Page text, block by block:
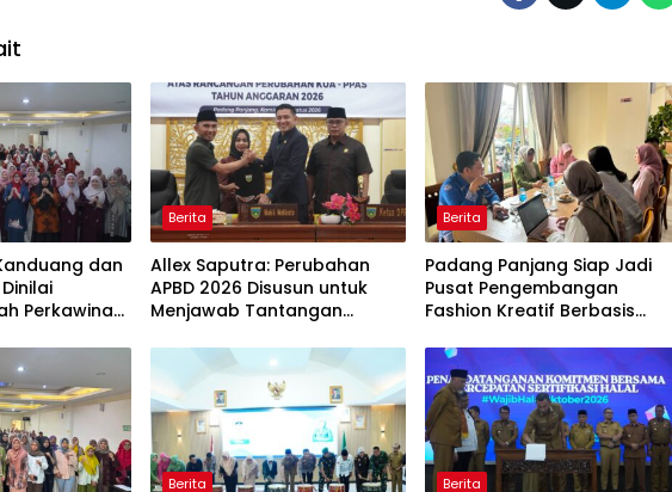
dan
Perkawinan
Berita
Allex Saputra: Perubahan
APBD 2026 Disusun untuk
Menjawab Tantangan
Berita
Padang Panjang Siap Jadi
Pusat Pengembangan
Fashion Kreatif Berbasis
Berita Berita